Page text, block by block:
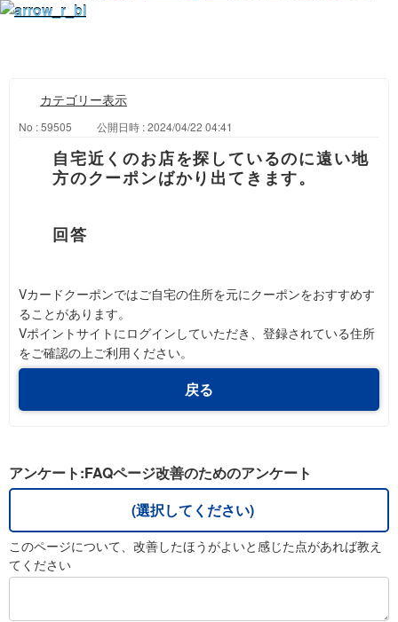
カテゴリー表示
No : 59505 公開日時 : 2024/04/22 04:41
自宅近くのお店を探しているのに遠い地
方のクーポンばかり出てきます。
Vカードクーポンではご自宅の住所を元にクーポンをおすすめす
ることがあります。
Vポイントサイトにログインしていただき、登録されている住所
をご確認の上ご利用ください。
戻る
アンケート:FAQページ改善のためのアンケート
(選択してください)
このページについて、改善したほうがよいと感じた点があれば教え
てください